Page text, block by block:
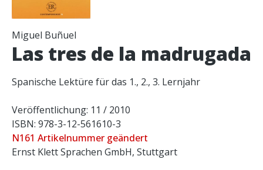
Miguel Buñuel
Las tres de la madrugada
Spanische Lektüre für das 1., 2., 3. Lernjahr
Veröffentlichung: 11 / 2010
ISBN: 978-3-12-561610-3
N161 Artikelnummer geändert
Ernst Klett Sprachen GmbH, Stuttgart